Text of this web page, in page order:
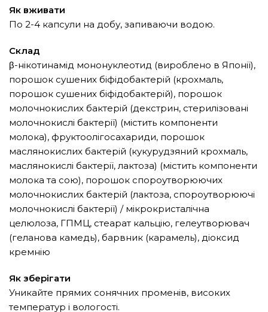
Як вживати
По 2-4 капсули на добу, запиваючи водою.
Склад
β-нікотинамід мононуклеотид (вироблено в Японії),
порошок сушених біфідобактерій (крохмаль,
порошок сушених біфідобактерій), порошок
молочнокислих бактерій (декстрин, стерилізовані
молочнокислі бактерії) (містить компоненти
молока), фруктоолігосахариди, порошок
маслянокислих бактерій (кукурудзяний крохмаль,
маслянокислі бактерії, лактоза) (містить компоненти
молока та сою), порошок спороутворюючих
молочнокислих бактерій (лактоза, спороутворюючі
молочнокислі бактерії) / мікрокристалічна
целюлоза, ГПМЦ, стеарат кальцію, гелеутворювач
(геланова камедь), барвник (карамель), діоксид
кремнію
Як зберігати
Уникайте прямих сонячних променів, високих
температур і вологості.